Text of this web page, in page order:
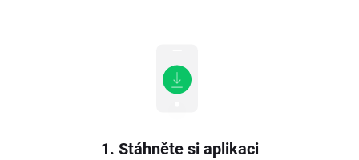
1. Stáhněte si aplikaci